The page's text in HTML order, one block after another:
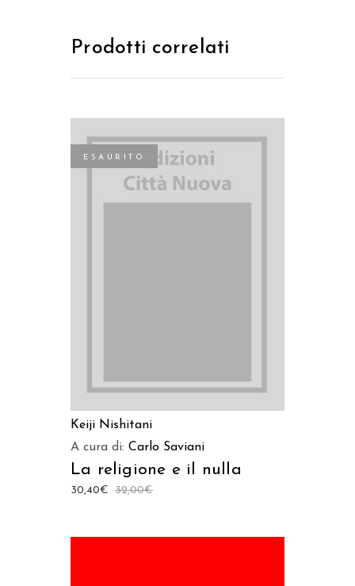
Prodotti correlati
ESAURITO
Keiji Nishitani
A cura di: Carlo Saviani
La religione e il nulla
32,00€
30,40€